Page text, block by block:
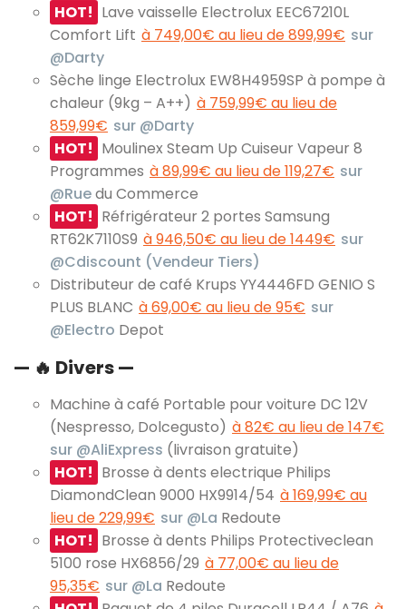
HOT! Lave vaisselle Electrolux EEC67210L
Comfort Lift à 749,00€ au lieu de 899,99€ sur
@Darty
Sèche linge Electrolux EW8H4959SP à pompe à
chaleur (9kg – A++) à 759,99€ au lieu de
859,99€ sur @Darty
HOT! Moulinex Steam Up Cuiseur Vapeur 8
Programmes à 89,99€ au lieu de 119,27€ sur
@Ruedu Commerce
HOT! Réfrigérateur 2 portes Samsung
RT62K7110S9 à 946,50€ au lieu de 1449€ sur
@Cdiscount (Vendeur Tiers)
Distributeur de café Krups YY4446FD GENIO S
PLUS BLANC à 69,00€ au lieu de 95€ sur
@Electro Depot
— 🔥 Divers —
Machine à café Portable pour voiture DC 12V
(Nespresso, Dolcegusto) à 82€ au lieu de 147€
sur @AliExpress (livraison gratuite)
HOT! Brosse à dents electrique Philips
DiamondClean 9000 HX9914/54 à 169,99€ au
lieu de 229,99€ sur @La Redoute
HOT! Brosse à dents Philips Protectiveclean
5100 rose HX6856/29 à 77,00€ au lieu de
95,35€ sur @La Redoute